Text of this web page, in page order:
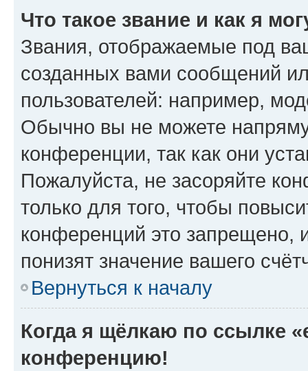
Что такое звание и как я
Звания, отображаемые под
созданных вами сообщений
пользователей: например,
Обычно вы не можете
конференции, так как они
Пожалуйста, не засоряйте
только для того, чтобы
конференций это запрещено,
понизят значение вашего
Вернуться к началу
Когда я щёлкаю по ссылке
конференцию!